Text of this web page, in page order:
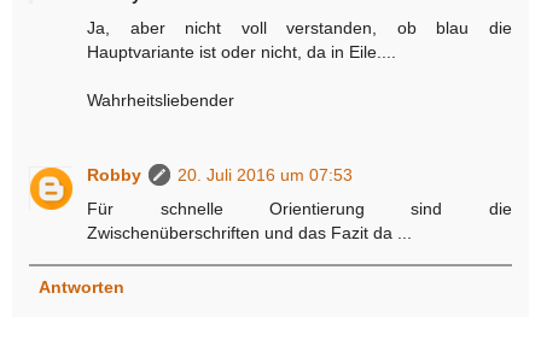
Ja, aber nicht voll verstanden, ob blau die
Hauptvariante ist oder nicht, da in Eile....
Wahrheitsliebender
Robby
20. Juli 2016 um 07:53
Für schnelle Orientierung sind die
Zwischenüberschriften und das Fazit da ...
Antworten